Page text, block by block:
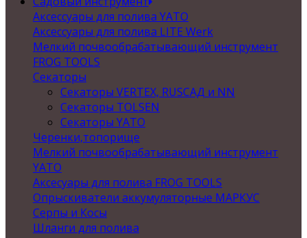
Аксессуары для полива YATO
Аксессуары для полива LITE Werk
Мелкий почвообрабатывающий инструмент
FROG TOOLS
Секаторы
Секаторы VERTEX, RUSСАД и NN
Секаторы TOLSEN
Секаторы YATO
Черенки,топорище
Мелкий почвообрабатывающий инструмент
YATO
Аксесуары для полива FROG TOOLS
Опрыскиватели аккумуляторные МАРКУС
Серпы и Косы
Шланги для полива